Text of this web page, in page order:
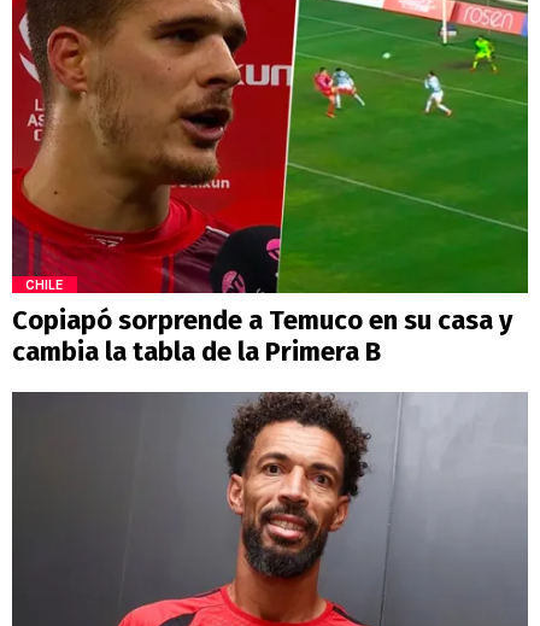
CHILE
Copiapó sorprende a Temuco en su casa y
cambia la tabla de la Primera B